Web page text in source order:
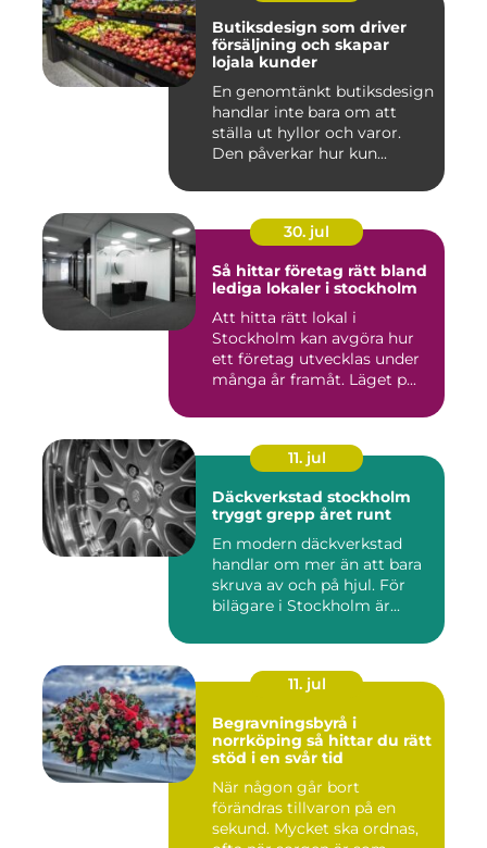
Butiksdesign som driver
försäljning och skapar
lojala kunder
En genomtänkt butiksdesign
handlar inte bara om att
ställa ut hyllor och varor.
Den påverkar hur kun...
30. jul
Så hittar företag rätt bland
lediga lokaler i stockholm
Att hitta rätt lokal i
Stockholm kan avgöra hur
ett företag utvecklas under
många år framåt. Läget p...
11. jul
Däckverkstad stockholm
tryggt grepp året runt
En modern däckverkstad
handlar om mer än att bara
skruva av och på hjul. För
bilägare i Stockholm är...
11. jul
Begravningsbyrå i
norrköping så hittar du rätt
stöd i en svår tid
När någon går bort
förändras tillvaron på en
sekund. Mycket ska ordnas,